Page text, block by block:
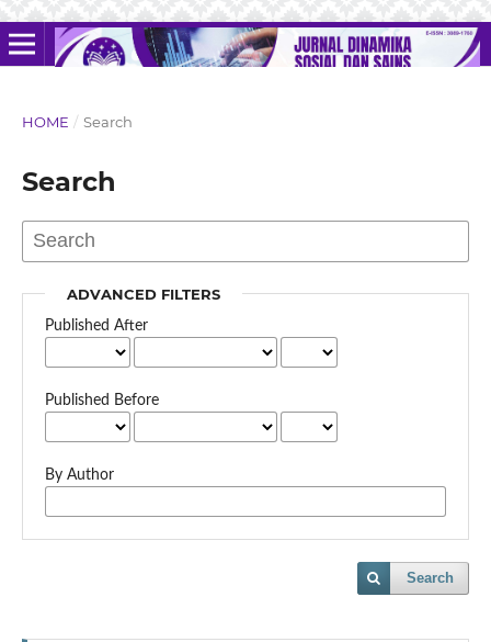
HOME / Search
Search
ADVANCED FILTERS
Published After
Published Before
By Author
Search